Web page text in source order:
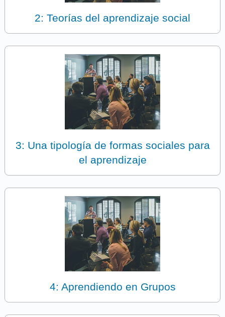
2: Teorías del aprendizaje social
3: Una tipología de formas sociales para
el aprendizaje
4: Aprendiendo en Grupos